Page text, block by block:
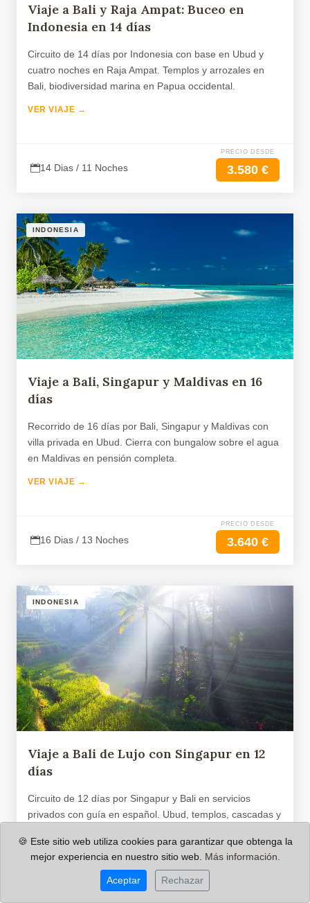
Viaje a Bali y Raja Ampat: Buceo en
Indonesia en 14 días
Circuito de 14 días por Indonesia con base en Ubud y
cuatro noches en Raja Ampat. Templos y arrozales en
Bali, biodiversidad marina en Papua occidental.
VER VIAJE →
14 Dias / 11 Noches
PRECIO DESDE
3.580 €
INDONESIA
Viaje a Bali, Singapur y Maldivas en 16
días
Recorrido de 16 días por Bali, Singapur y Maldivas con
villa privada en Ubud. Cierra con bungalow sobre el agua
en Maldivas en pensión completa.
VER VIAJE →
16 Dias / 13 Noches
PRECIO DESDE
3.640 €
INDONESIA
Viaje a Bali de Lujo con Singapur en 12
días
Circuito de 12 días por Singapur y Bali en servicios
privados con guía en español. Ubud, templos, cascadas y
VER VIAJE →
🍪 Este sitio web utiliza cookies para garantizar que obtenga la
mejor experiencia en nuestro sitio web. Más información.
Aceptar Rechazar